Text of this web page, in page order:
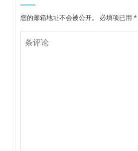
您的邮箱地址不会被公开。 必填项已用 *